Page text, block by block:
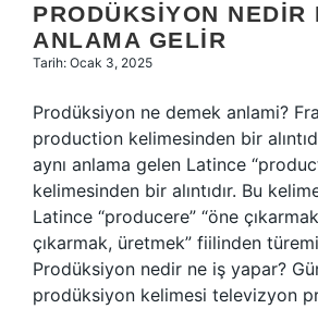
PRODÜKSIYON NEDIR
ANLAMA GELIR
Tarih: Ocak 3, 2025
Prodüksiyon ne demek anlami?
production kelimesinden bir
aynı anlama gelen Latince
kelimesinden bir alıntıdır. Bu
Latince “producere” “öne
çıkarmak, üretmek” fiilinden
Prodüksiyon nedir ne iş yapar?
prodüksiyon kelimesi televizyon